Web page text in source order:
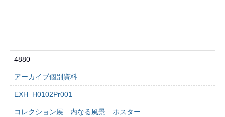
4880
アーカイブ個別資料
EXH_H0102Pr001
コレクション展 内なる風景 ポスター